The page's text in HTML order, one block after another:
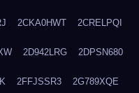
2CKA0HWT 2CRELPQI
2D942LRG 2DPSN680
2FFJSSR3 2G789XQE